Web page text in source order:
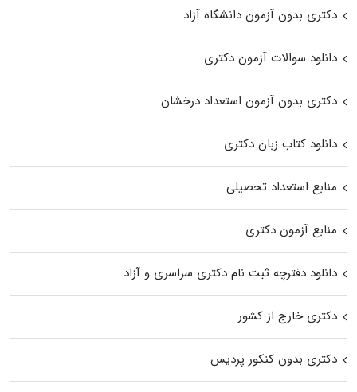
دکتری بدون آزمون دانشگاه آزاد
دانلود سوالات آزمون دکتری
دکتری بدون آزمون استعداد درخشان
دانلود کتاب زبان دکتری
منابع استعداد تحصیلی
منابع آزمون دکتری
دانلود دفترچه ثبت نام دکتری سراسری و آزاد
دکتری خارج از کشور
دکتری بدون کنکور پردیس